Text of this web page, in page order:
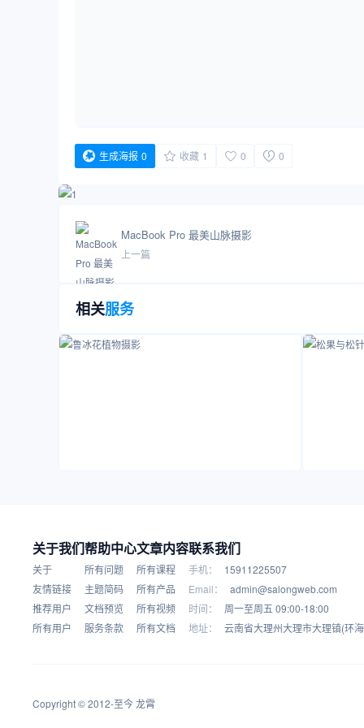
生成海报 0 收藏 1 0 0
MacBook Pro 最美山脉摄影
上一篇
相关服务
关于我们
关于
友情链接
推荐用户
所有用户
帮助中心
所有问题
主题简码
文档预览
服务条款
文章内容
所有课程
所有产品
所有视频
所有文档
联系我们
手机：
15911225507
Email：
admin@salongweb.com
时间：
周一至周五 09:00-18:00
地址：
云南省大理州大理市大理镇(环
Copyright © 2012-至今龙霄